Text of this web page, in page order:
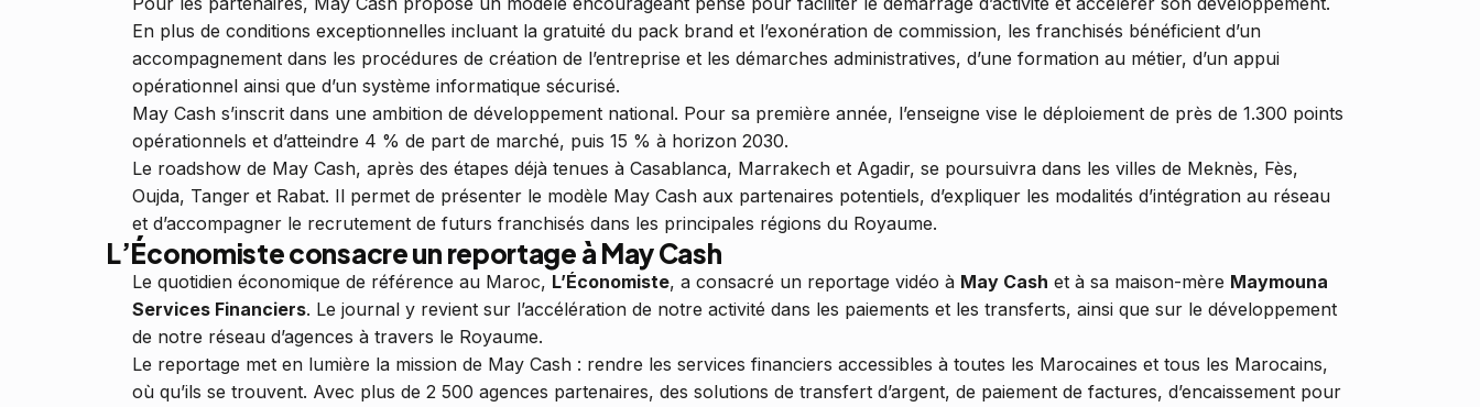
En plus de conditions exceptionnelles incluant la gratuité du pack brand et l’exonération de commission, les franchisés bénéficient d’un
accompagnement dans les procédures de création de l’entreprise et les démarches administratives, d’une formation au métier, d’un appui
opérationnel ainsi que d’un système informatique sécurisé.
May Cash s’inscrit dans une ambition de développement national. Pour sa première année, l’enseigne vise le déploiement de près de 1.300 points
opérationnels et d’atteindre 4 % de part de marché, puis 15 % à horizon 2030.
Le roadshow de May Cash, après des étapes déjà tenues à Casablanca, Marrakech et Agadir, se poursuivra dans les villes de Meknès, Fès,
Oujda, Tanger et Rabat. Il permet de présenter le modèle May Cash aux partenaires potentiels, d’expliquer les modalités d’intégration au réseau
et d’accompagner le recrutement de futurs franchisés dans les principales régions du Royaume.
L’Économiste consacre un reportage à May Cash
Le quotidien économique de référence au Maroc, L’Économiste, a consacré un reportage vidéo à May Cash et à sa maison-mère Maymouna
Services Financiers. Le journal y revient sur l’accélération de notre activité dans les paiements et les transferts, ainsi que sur le développement
de notre réseau d’agences à travers le Royaume.
Le reportage met en lumière la mission de May Cash : rendre les services financiers accessibles à toutes les Marocaines et tous les Marocains,
où qu’ils se trouvent. Avec plus de 2 500 agences partenaires, des solutions de transfert d’argent, de paiement de factures, d’encaissement pour